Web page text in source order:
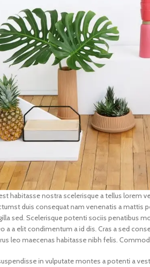
habitasse nostra scelerisque a tellus lorem
duis consequat nam venenatis a mattis
sed. Scelerisque potenti sociis penatibus
a a elit condimentum a id dis. Cras a sed
leo maecenas habitasse nibh felis.
in vulputate montes a potenti a